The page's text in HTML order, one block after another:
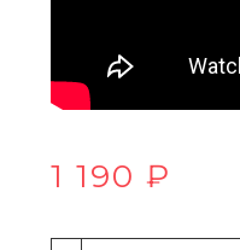
1 190 ₽